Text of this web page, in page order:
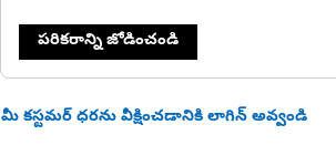
పరికరాన్ని జోడించండి
మీ కస్టమర్ ధరను వీక్షించడానికి లాగిన్ అవ్వండి